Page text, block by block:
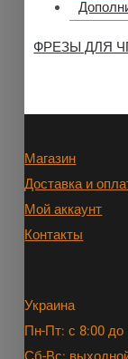
ФРЕЗЫ ДЛЯ
Магазин
Доставка и
Мой аккаунт
Контакты
Украина
Пн-Пт: с 8:00 до